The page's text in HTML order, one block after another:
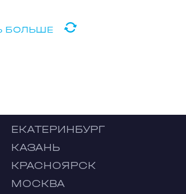
БОЛЬШЕ
ЕКАТЕРИНБУРГ
КАЗАНЬ
КРАСНОЯРСК
МОСКВА